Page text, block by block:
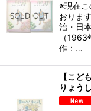
※現在こ
おりま
治・日
（
作：…
【こど
りょう